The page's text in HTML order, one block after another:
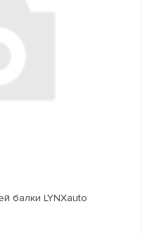
балки LYNXauto